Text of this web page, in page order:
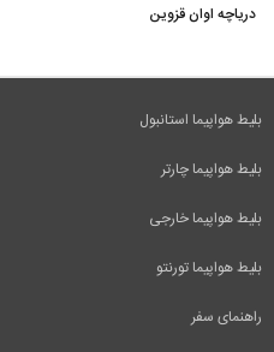
دریاچه اوان قزوین
بلیط هواپیما استانبول
بلیط هواپیما چارتر
بلیط هواپیما خارجی
بلیط هواپیما تورنتو
راهنمای سفر